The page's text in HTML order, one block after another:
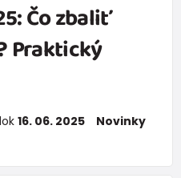
Čo zbaliť
Praktický
16. 06. 2025 Novinky